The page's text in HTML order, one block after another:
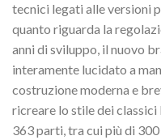
tecnici legati alle versioni
quanto riguarda la
anni di sviluppo, il nuovo
interamente lucidato a
costruzione moderna e
ricreare lo stile dei classici
363 parti, tra cui più di